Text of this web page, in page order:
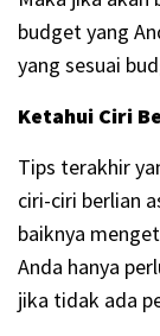
budget yang
yang sesuai
Ketahui Ciri
Tips terakhir
ciri-ciri berlian
baiknya
Anda hanya
jika tidak ada